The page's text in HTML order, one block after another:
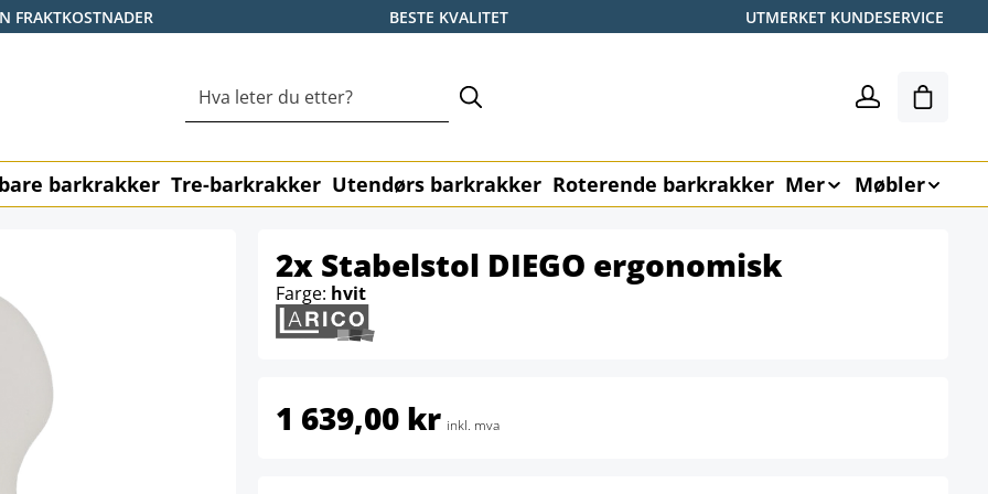
FRAKTKOSTNADER BESTE KVALITET UTMERKET KUNDESERVICE
barkrakker Tre-barkrakker Utendørs barkrakker Roterende barkrakker Mer Møbler
2x Stabelstol DIEGO ergonomisk
Farge: hvit
1 639,00 kr inkl. mva